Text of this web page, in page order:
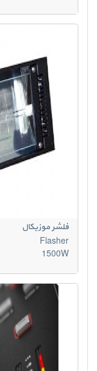
فلشر موزیکال
Flasher
1500W